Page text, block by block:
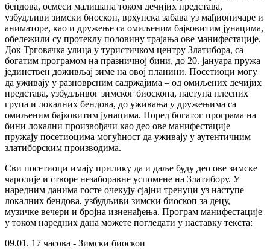
бендова, осмеси малишана током дечијих представа,
узбудљиви зимски биоскоп, врхунска забава уз мађионичаре и
аниматоре, као и дружење са омиљеним бајковитим јунацима,
обележили су протеклу половину трајања ове манифестације.
Док Трговачка улица у туристичком центру Златибора, са
богатим програмом на празничној бини, до 20. јануара пружа
јединствен доживљај зиме на овој планини. Посетиоци могу
да уживају у разноврсним садржајима – од омиљених дечијих
представа, узбудљивог зимског биоскопа, наступа плесних
група и локалних бендова, до уживања у дружењима са
омиљеним бајковитим јунацима. Поред богатог програма на
бини локални произвођачи као део ове манифестације
пружају посетиоцима могућност да уживају у аутентичним
златиборским производима.
Сви посетиоци имају прилику да и даље буду део ове зимске
чаролије и створе незаборавне успомене на Златибору. У
наредним данима госте очекују сјајни тренуци уз наступе
локалних бендова, узбудљиви зимски биоскоп за децу,
музичке вечери и бројна изненађења. Програм манифестације
у током наредних дана можете погледати у наставку текста:
09.01. 17 часова - Зимски биоскоп